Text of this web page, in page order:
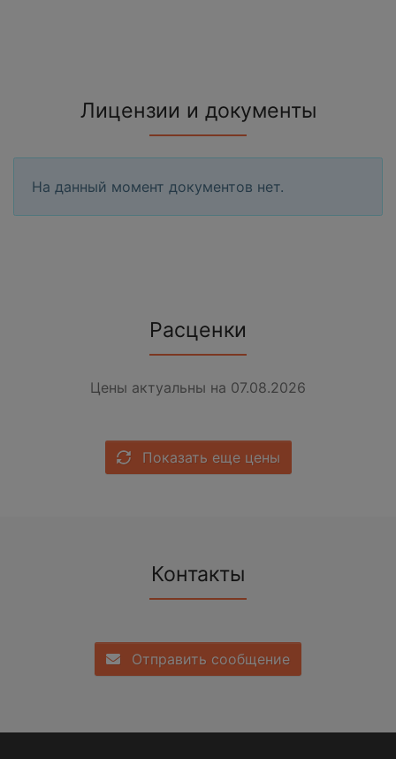
Лицензии и документы
На данный момент документов нет.
Расценки
Цены актуальны на 07.08.2026
Показать еще цены
Контакты
Отправить сообщение